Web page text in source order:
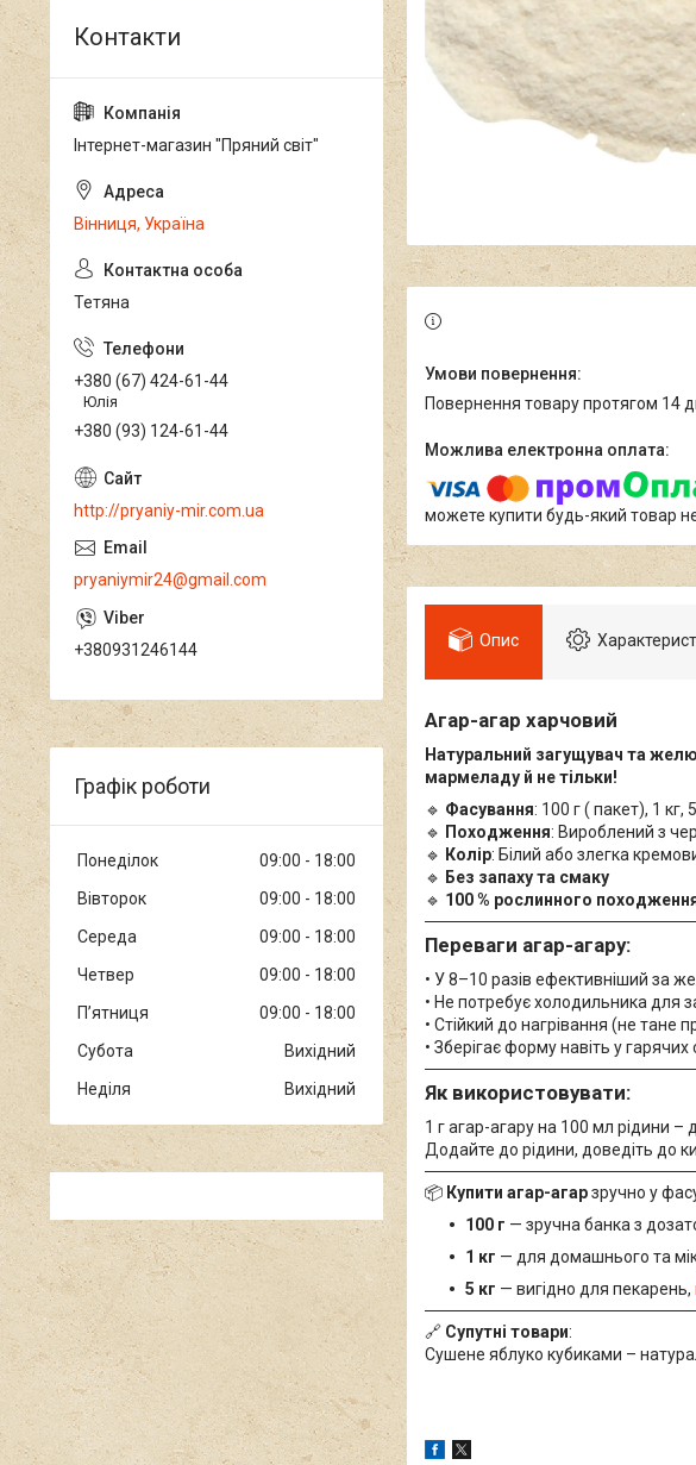
повернення товару протягом 14
можете купити будь-який товар
Опис
Агар-агар харчовий
Натуральний загущувач та
мармеладу й не тільки!
🔹 Фасування: 100 г ( пакет), 1 кг,
🔹 Походження: Вироблений з
🔹 Колір: Білий або злегка
🔹 Без запаху та смаку
🔹 100 % рослинного
Переваги агар-агару:
• У 8–10 разів ефективніший за
• Не потребує холодильника для
• Стійкий до нагрівання (не тане
• Зберігає форму навіть у гарячих
Як використовувати:
1 г агар-агару на 100 мл рідини –
Додайте до рідини, доведіть до
📦 Купити агар-агарзручно у
100 г — зручна банка з
1 кг — для домашнього та
5 кг — вигідно для пекарень,
🔗 Супутні товари:
Сушене яблуко кубиками –
Інтернет-магазин "Пряний світ"
Вінниця, Україна
Тетяна
+380 (67) 424-61-44
Юлія
+380 (93) 124-61-44
http://pryaniy-mir.com.ua
pryaniymir24@gmail.com
+380931246144
Графік роботи
Понеділок 09:00
18:00
Вівторок
09:00
18:00
Середа
09:00
18:00
Четвер
09:00
18:00
Пʼятниця
09:00
18:00
Субота
Вихідний
Неділя
Вихідний